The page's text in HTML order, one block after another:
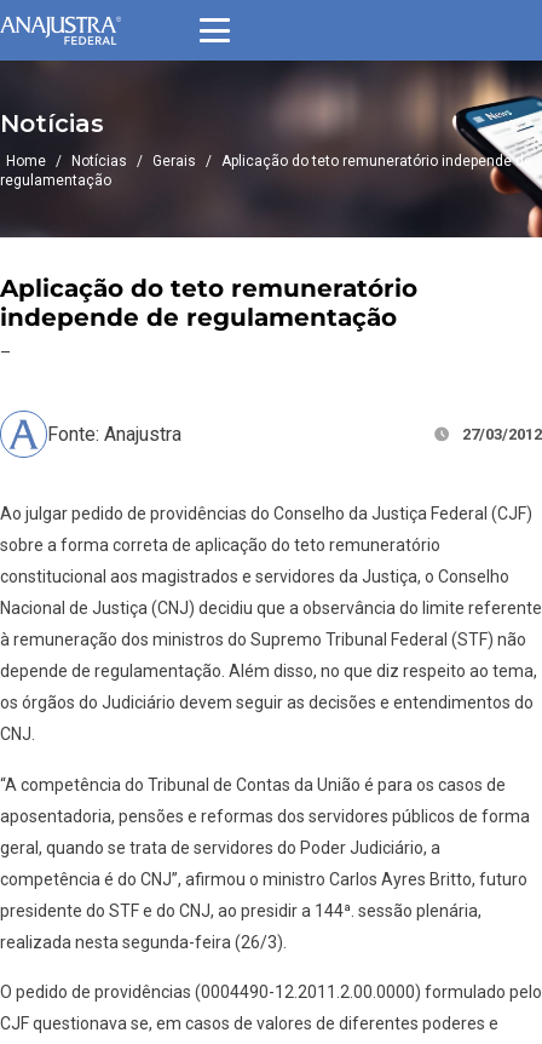
Notícias
Home / Notícias / Gerais / Aplicação do teto remuneratório independe de
regulamentação
Aplicação do teto remuneratório
independe de regulamentação
–
Fonte: Anajustra 27/03/2012
Ao julgar pedido de providências do Conselho da Justiça Federal (CJF)
sobre a forma correta de aplicação do teto remuneratório
constitucional aos magistrados e servidores da Justiça, o Conselho
Nacional de Justiça (CNJ) decidiu que a observância do limite referente
à remuneração dos ministros do Supremo Tribunal Federal (STF) não
depende de regulamentação. Além disso, no que diz respeito ao tema,
os órgãos do Judiciário devem seguir as decisões e entendimentos do
CNJ.
“A competência do Tribunal de Contas da União é para os casos de
aposentadoria, pensões e reformas dos servidores públicos de forma
geral, quando se trata de servidores do Poder Judiciário, a
competência é do CNJ”, afirmou o ministro Carlos Ayres Britto, futuro
presidente do STF e do CNJ, ao presidir a 144ª. sessão plenária,
realizada nesta segunda-feira (26/3).
O pedido de providências (0004490-12.2011.2.00.0000) formulado pelo
CJF questionava se, em casos de valores de diferentes poderes e